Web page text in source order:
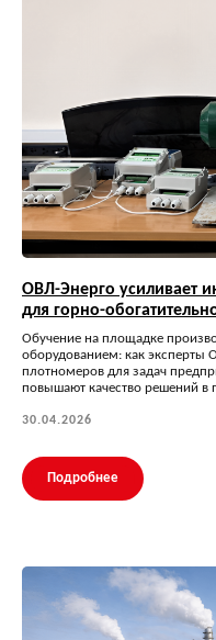
ОВЛ-Энерго усиливает
для горно-
Обучение на площадке
оборудованием: как эксперты
плотномеров для задач
повышают качество решений в
30.04.2026
Подробнее